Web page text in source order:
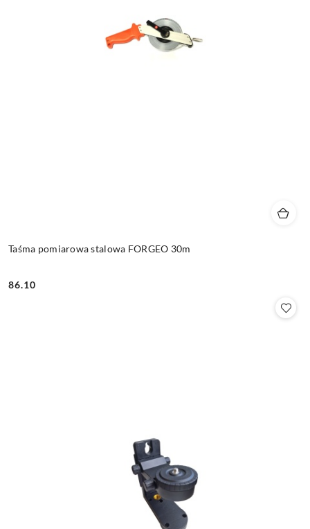
Taśma pomiarowa stalowa FORGEO 30m
Cena:
86.10